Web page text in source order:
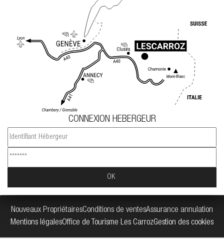
CONNEXION HEBERGEUR
Nouveaux PropriétairesConditions de ventesAssurance annulation
Mentions légalesOffice de Tourisme Les CarrozGestion des cookies